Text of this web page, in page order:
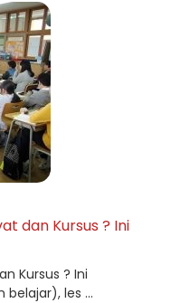
dan Kursus ? Ini
Kursus ? Ini
les ...